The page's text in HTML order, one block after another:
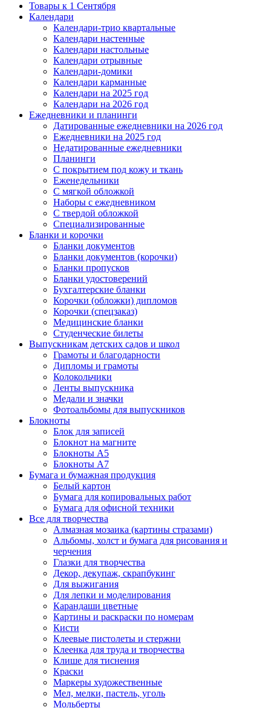
Товары к 1 Сентября
Календари
Календари-трио квартальные
Календари настенные
Календари настольные
Календари отрывные
Календари-домики
Календари карманные
Календари на 2025 год
Календари на 2026 год
Ежедневники и планинги
Датированные ежедневники на 2026 год
Ежедневники на 2025 год
Недатированные ежедневники
Планинги
С покрытием под кожу и ткань
Еженедельники
С мягкой обложкой
Наборы с ежедневником
С твердой обложкой
Специализированные
Бланки и корочки
Бланки документов
Бланки документов (корочки)
Бланки пропусков
Бланки удостоверений
Бухгалтерские бланки
Корочки (обложки) дипломов
Корочки (спецзаказ)
Медицинские бланки
Студенческие билеты
Выпускникам детских садов и школ
Грамоты и благодарности
Дипломы и грамоты
Колокольчики
Ленты выпускника
Медали и значки
Фотоальбомы для выпускников
Блокноты
Блок для записей
Блокнот на магните
Блокноты А5
Блокноты А7
Бумага и бумажная продукция
Белый картон
Бумага для копировальных работ
Бумага для офисной техники
Все для творчества
Алмазная мозаика (картины стразами)
Альбомы, холст и бумага для рисования и
черчения
Глазки для творчества
Декор, декупаж, скрапбукинг
Для выжигания
Для лепки и моделирования
Карандаши цветные
Картины и раскраски по номерам
Кисти
Клеевые пистолеты и стержни
Клеенка для труда и творчества
Клише для тиснения
Краски
Маркеры художественные
Мел, мелки, пастель, уголь
Мольберты